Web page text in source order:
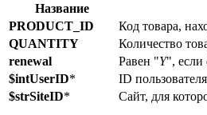
Название
PRODUCT_ID
Код товара,
QUANTITY
Количество
renewal
Равен "Y", если
$intUserID*
ID
$strSiteID* Сайт, для